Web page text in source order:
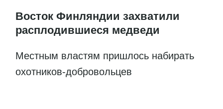
Восток Финляндии захватили
расплодившиеся медведи
Местным властям пришлось набирать
охотников-добровольцев